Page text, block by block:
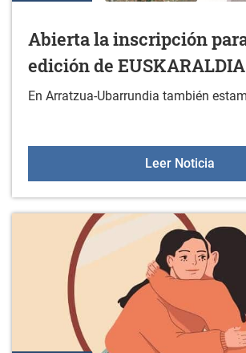
Abierta la inscripción
edición de EUSKARALDIA
En Arratzua-Ubarrundia también
Leer Noticia